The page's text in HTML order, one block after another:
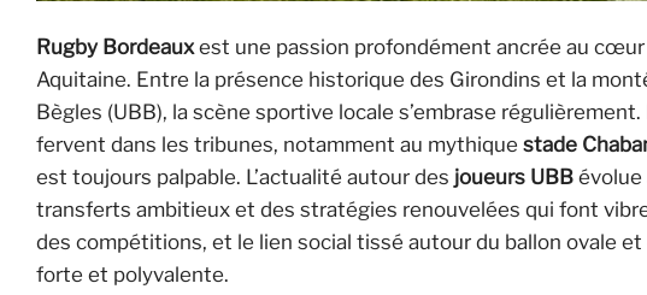
Rugby Bordeauxest une passion profondément ancrée au
Aquitaine. Entre la présence historique des Girondins et la
Bègles (UBB), la scène sportive locale s’embrase régulièrement.
fervent dans les tribunes, notamment au mythique stade
est toujours palpable. L’actualité autour des joueurs UBB évolue
transferts ambitieux et des stratégies renouvelées qui font
des compétitions, et le lien social tissé autour du ballon ovale
forte et polyvalente.